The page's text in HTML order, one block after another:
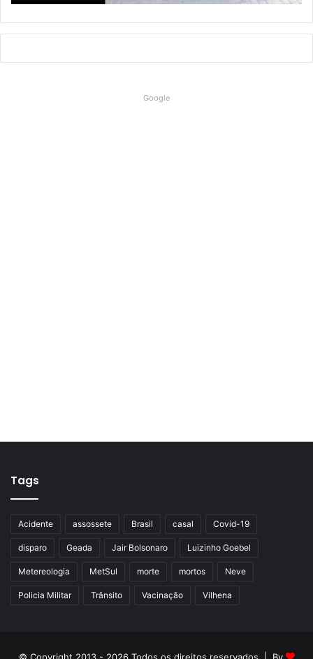
Google
Tags
Acidente assossete Brasil casal Covid-19
disparo Geada Jair Bolsonaro Luizinho Goebel
Metereologia MetSul morte mortos Neve
Policia Militar Trânsito Vacinação Vilhena
© Copyright 2013 - 2026 Todos os direitos reservados | By